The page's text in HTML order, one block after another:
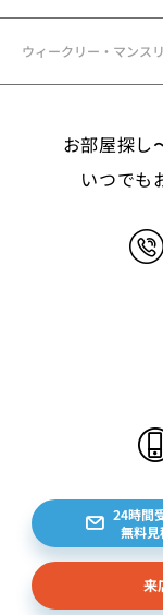
ウィークリー・マンス
お部屋探し
いつでも
24時間
無料見
来